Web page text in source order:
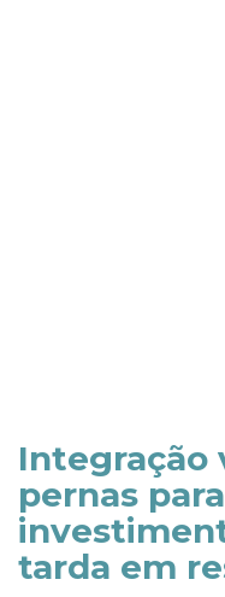
Integração
pernas
tarda em